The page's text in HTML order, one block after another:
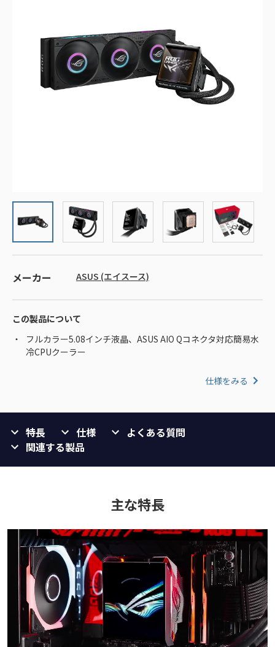
メーカー ASUS (エイスース)
この製品について
フルカラー5.08インチ液晶、ASUS AIO Qコネクタ対応簡易水
冷CPUクーラー
仕様をみる
特長 仕様
よくある質問
関連する製品
主な特長